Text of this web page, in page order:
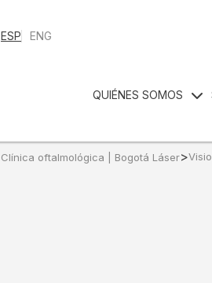
ESP ENG
QUIÉNES SOMOS
Clínica oftalmológica | Bogotá Láser>